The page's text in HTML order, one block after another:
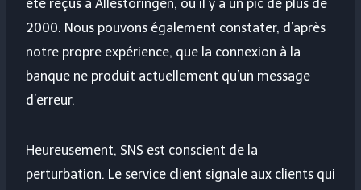
été reçus à Allestoringen, où il y a un pic de plus de
2000. Nous pouvons également constater, d’après
notre propre expérience, que la connexion à la
banque ne produit actuellement qu’un message
d’erreur.
Heureusement, SNS est conscient de la
perturbation. Le service client signale aux clients qui